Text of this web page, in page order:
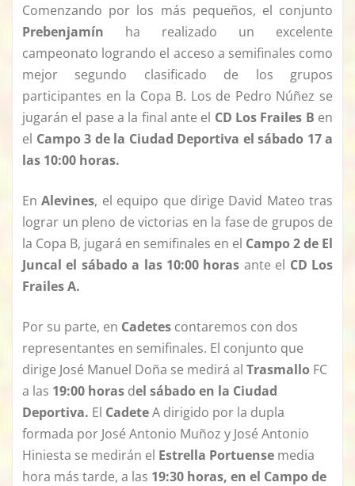
Comenzando por los más pequeños, el conjunto
Prebenjamín ha realizado un excelente
campeonato logrando el acceso a semifinales como
mejor segundo clasificado de los grupos
participantes en la Copa B. Los de Pedro Núñez se
jugarán el pase a la final ante el CD Los Frailes B en
el Campo 3 de la Ciudad Deportiva el sábado 17 a
las 10:00 horas.
EnAlevines, el equipo que dirige David Mateo tras
lograr un pleno de victorias en la fase de grupos de
la Copa B, jugará en semifinales en el Campo 2 de El
Juncal el sábado a las 10:00 horas ante el CD Los
Frailes A.
Por su parte, en Cadetes contaremos con dos
representantes en semifinales. El conjunto que
dirige José Manuel Doña se medirá al Trasmallo FC
a las 19:00 horas del sábado en la Ciudad
Deportiva. El CadeteA dirigido por la dupla
formada por José Antonio Muñoz y José Antonio
Hiniesta se medirán el Estrella Portuense media
hora más tarde, a las 19:30 horas, en el Campo de